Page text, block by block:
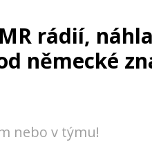
rádií,
německé
nebo v týmu!